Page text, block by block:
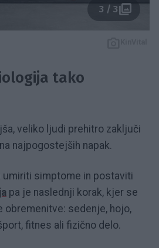
3 / 3
tako
veliko ljudi prehitro zaključi
najpogostejših napak.
umiriti simptome in postaviti
pa je naslednji korak, kjer se
obremenitve: sedenje, hojo,
fitnes ali fizično delo.